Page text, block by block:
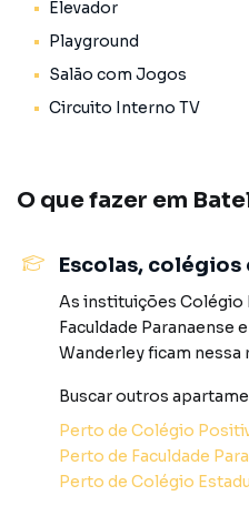
Praticidade e Conveniência:
Lavanderia Coletiva
Tecnologia e Segurança:
lateral protegida e sistema
garantir total tranquilidade
Localização Nobre: O
Viver na Rua Capitão Souza
gastronomia, cultura e lazer
Eixo Gastronômico e Lazer:
Praça da Espanha, dos
Elevador
Playground
Salão com Jogos
Circuito Interno TV
O que fazer em
Escolas,
As instituições Colégio
Faculdade Paranaense e
Wanderleyficam nessa
Buscar outros
Perto de Colégio
Perto de Faculdade
Perto de Colégio